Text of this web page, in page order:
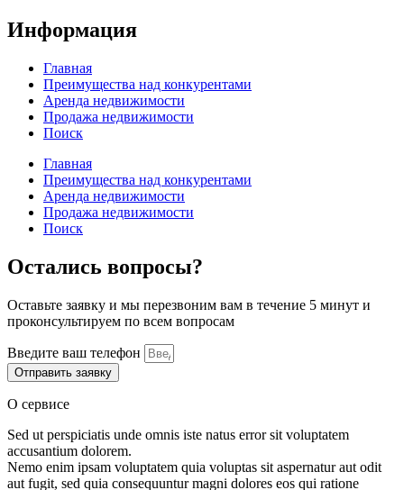
Информация
Главная
Преимущества над конкурентами
Аренда недвижимости
Продажа недвижимости
Поиск
Главная
Преимущества над конкурентами
Аренда недвижимости
Продажа недвижимости
Поиск
Остались вопросы?
Оставьте заявку и мы перезвоним вам в течение 5 минут и
проконсультируем по всем вопросам
Введите ваш телефон
Отправить заявку
О сервисе
Sed ut perspiciatis unde omnis iste natus error sit voluptatem
accusantium dolorem.
Nemo enim ipsam voluptatem quia voluptas sit aspernatur aut odit
aut fugit, sed quia consequuntur magni dolores eos qui ratione